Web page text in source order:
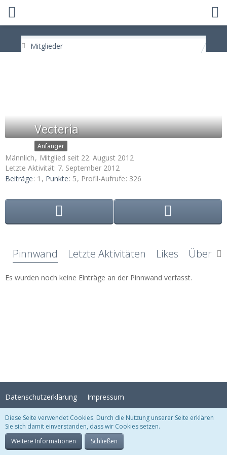
Mitglieder
Vecteria
Anfänger
Männlich
Mitglied seit 22. August 2012
Letzte Aktivität: 7. September 2012
Beiträge 1 Punkte 5 Profil-Aufrufe 326
Pinnwand Letzte Aktivitäten Likes Über
Es wurden noch keine Einträge an der Pinnwand verfasst.
Datenschutzerklärung Impressum
Stil:Crystal Temptation , erstellt vonKittMedia
Community-Software:
Diese Seite verwendet Cookies. Durch die Nutzung unserer Seite erklären
Sie sich damit einverstanden, dass wir Cookies setzen.
Weitere Informationen
Schließen